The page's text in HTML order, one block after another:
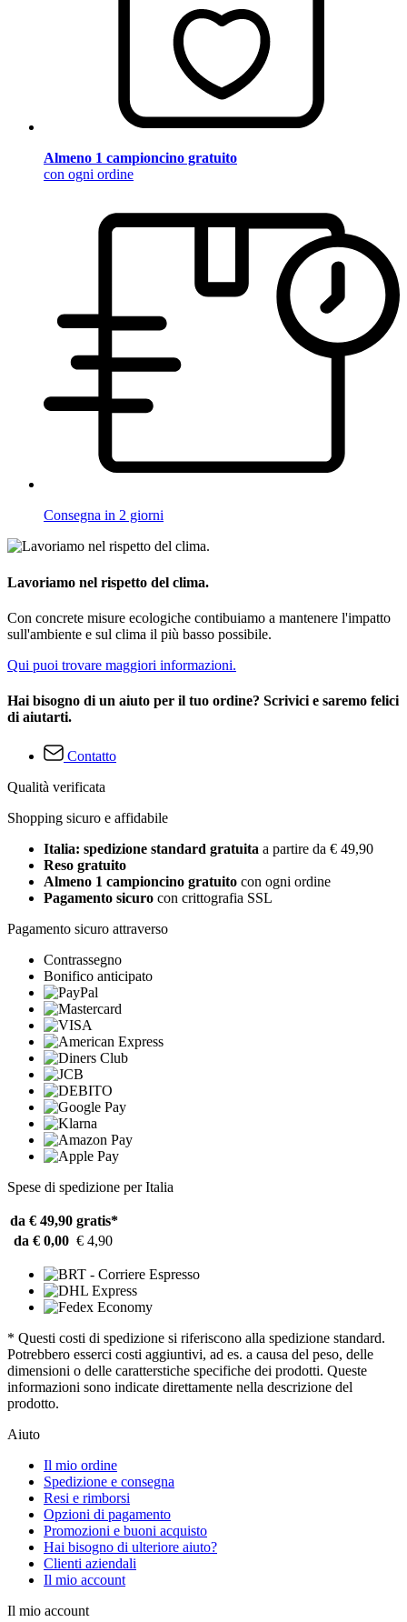
Almeno 1 campioncino gratuito
con ogni ordine
Consegna in 2 giorni
Lavoriamo nel rispetto del clima.
Con concrete misure ecologiche contibuiamo a mantenere l'impatto
sull'ambiente e sul clima il più basso possibile.
Qui puoi trovare maggiori informazioni.
Hai bisogno di un aiuto per il tuo ordine? Scrivici e saremo felici
di aiutarti.
Contatto
Qualità verificata
Shopping sicuro e affidabile
Italia: spedizione standard gratuita a partire da € 49,90
Reso gratuito
Almeno 1 campioncino gratuito con ogni ordine
Pagamento sicuro con crittografia SSL
Pagamento sicuro attraverso
Contrassegno
Bonifico anticipato
Spese di spedizione per Italia
da € 49,90 gratis*
da € 0,00 € 4,90
* Questi costi di spedizione si riferiscono alla spedizione standard.
Potrebbero esserci costi aggiuntivi, ad es. a causa del peso, delle
dimensioni o delle caratterstiche specifiche dei prodotti. Queste
informazioni sono indicate direttamente nella descrizione del
prodotto.
Aiuto
Il mio ordine
Spedizione e consegna
Resi e rimborsi
Opzioni di pagamento
Promozioni e buoni acquisto
Hai bisogno di ulteriore aiuto?
Clienti aziendali
Il mio account
Il mio account